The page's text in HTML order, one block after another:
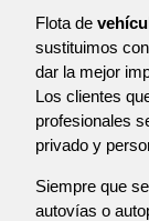
Flota de
sustituimos
dar la mejor
Los clientes
profesionales
privado y
Siempre que
autovías o